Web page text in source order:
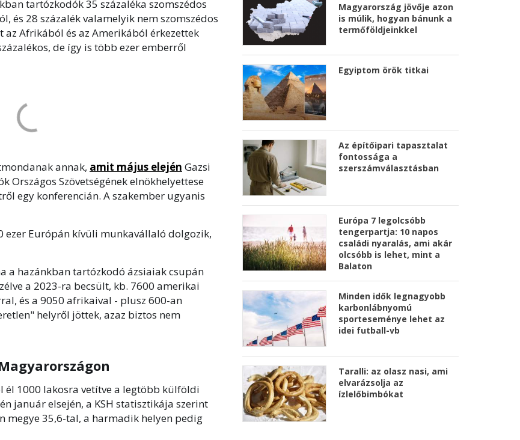
tartózkodók 35 százaléka szomszédos
és 28 százalék valamelyik nem szomszédos
az Afrikából és az Amerikából érkezettek
de így is több ezer emberről
annak, amit május elején Gazsi
Országos Szövetségének elnökhelyettese
egy konferencián. A szakember ugyanis
ezer Európán kívüli munkavállaló dolgozik,
a hazánkban tartózkodó ázsiaiak csupán
a 2023-ra becsült, kb. 7600 amerikai
és a 9050 afrikaival - plusz 600-an
helyről jöttek, azaz biztos nem
él 1000 lakosra vetítve a legtöbb külföldi
január elsején, a KSH statisztikája szerint
megye 35,6-tal, a harmadik helyen pedig
Magyarország jövője azon
is múlik, hogyan bánunk a
termőföldjeinkkel
Egyiptom örök titkai
Az építőipari tapasztalat
fontossága a
szerszámválasztásban
Európa 7 legolcsóbb
tengerpartja: 10 napos
családi nyaralás, ami akár
olcsóbb is lehet, mint a
Balaton
Minden idők legnagyobb
karbonlábnyomú
sporteseménye lehet az
idei futball-vb
Taralli: az olasz nasi, ami
elvarázsolja az
ízlelőbimbókat